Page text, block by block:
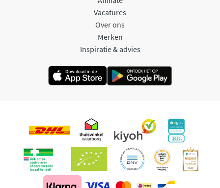
Vacatures
Over ons
Merken
Inspiratie & advies